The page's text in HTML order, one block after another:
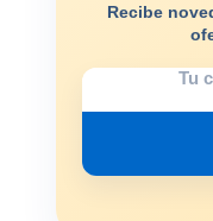
Recibe